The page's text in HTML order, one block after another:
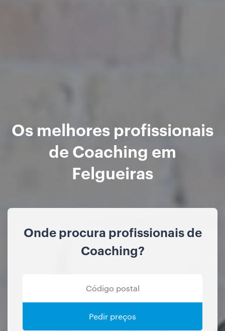
Os melhores profissionais
de Coaching em
Felgueiras
Onde procura profissionais de
Coaching?
Pedir preços